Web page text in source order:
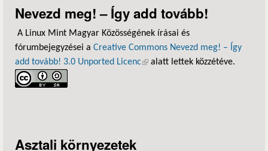
Nevezd meg! – Így add tovább!
A Linux Mint Magyar Közösségének írásai és
fórumbejegyzései a Creative Commons Nevezd meg! – Így
add tovább! 3.0 Unported Licenc(külső hivatkozás)
alatt lettek közzétéve.
Asztali környezetek